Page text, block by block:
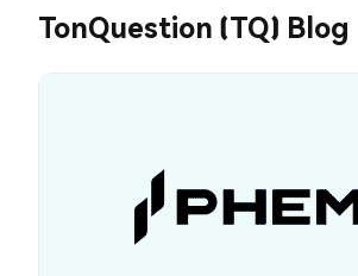
TonQuestion (TQ) Blog